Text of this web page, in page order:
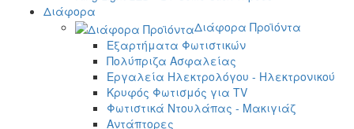
Διάφορα
Διάφορα Προϊόντα
Εξαρτήματα Φωτιστικών
Πολύπριζα Ασφαλείας
Εργαλεία Ηλεκτρολόγου - Ηλεκτρονικού
Κρυφός Φωτισμός για TV
Φωτιστικά Ντουλάπας - Μακιγιάζ
Αντάπτορες